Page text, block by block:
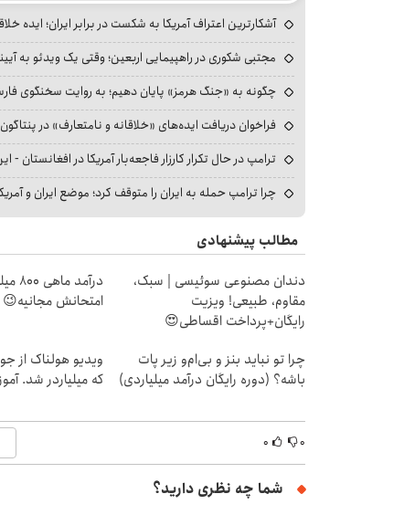
آشکارترین اعتراف آمریکا به شکست در برابر ایران؛ ایده
مجتبی شکوری در راهپیمایی اربعین؛ وقتی یک ویدئو به
چگونه به «جنگ هرمز» پایان دهیم؛ به روایت سخنگوی
فراخوان دریافت ایده‌های «خلاقانه و نامتعارف» در
ترامپ در حال تکرار کارزار فاجعه‌بار آمریکا در افغانستان -
چرا ترامپ حمله به ایران را متوقف کرد؛ موضع ایران و
مطالب پیشنهادی
دندان مصنوعی سوئیسی | سبک،
مقاوم، طبیعی! ویزیت
رایگان+پرداخت اقساطی😍
امتحانش مجانیه😉
چرا تو نباید بنز و بی‌ام‌و زیر پات
باشه؟ (دوره رایگان درآمد میلیاردی)
ویدیو هولناک از
که میلیاردر شد.
۰ ۰
شما چه نظری دارید؟